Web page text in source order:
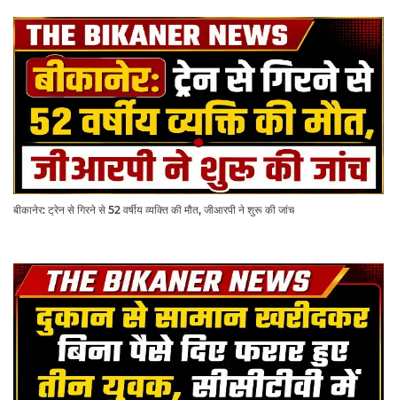
बीकानेर: ट्रेन से गिरने से 52 वर्षीय व्यक्ति की मौत, जीआरपी ने शुरू की जांच